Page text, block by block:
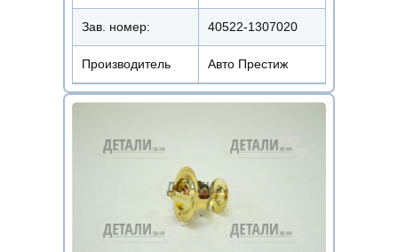
Зав. номер: 40522-1307020
Производитель Авто Престиж